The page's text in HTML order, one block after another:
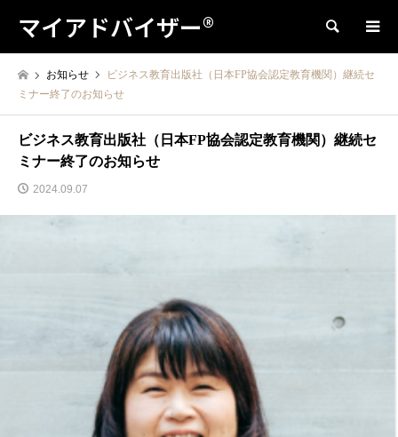
マイアドバイザー® 検索
お知らせ
ビジネス教育出版社（日本FP協会認定教育機関）継続セ
ミナー終了のお知らせ
ビジネス教育出版社（日本FP協会認定教育機関）継続セ
ミナー終了のお知らせ
2024.09.07